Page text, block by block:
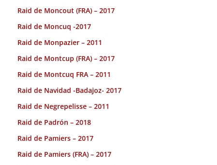
Raid de Moncout (FRA) – 2017
Raid de Moncuq -2017
Raid de Monpazier – 2011
Raid de Montcup (FRA) – 2017
Raid de Montcuq FRA – 2011
Raid de Navidad -Badajoz- 2017
Raid de Negrepelisse – 2011
Raid de Padrón – 2018
Raid de Pamiers – 2017
Raid de Pamiers (FRA) – 2017